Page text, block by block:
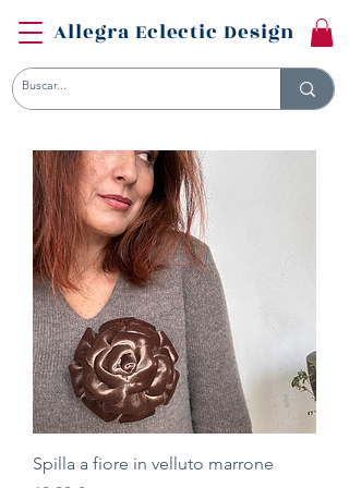
Allegra Eclectic Design
Spilla a fiore in velluto marrone